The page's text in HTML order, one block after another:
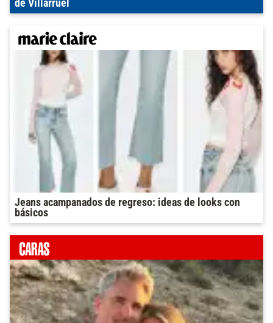
de Villarruel
Jeans acampanados de regreso: ideas de looks con
básicos